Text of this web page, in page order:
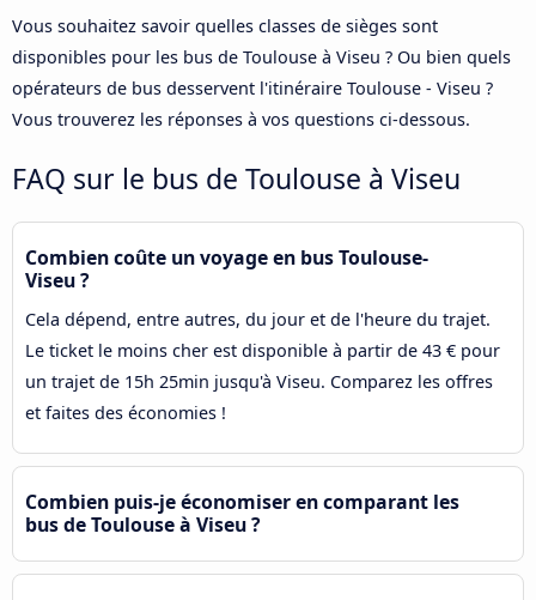
Vous souhaitez savoir quelles classes de sièges sont
disponibles pour les bus de Toulouse à Viseu ? Ou bien quels
opérateurs de bus desservent l'itinéraire Toulouse - Viseu ?
Vous trouverez les réponses à vos questions ci-dessous.
FAQ sur le bus de Toulouse à Viseu
Combien coûte un voyage en bus Toulouse-
Viseu ?
Cela dépend, entre autres, du jour et de l'heure du trajet.
Le ticket le moins cher est disponible à partir de 43 € pour
un trajet de 15h 25min jusqu'à Viseu. Comparez les offres
et faites des économies !
Combien puis-je économiser en comparant les
bus de Toulouse à Viseu ?